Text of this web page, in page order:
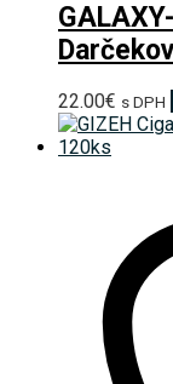
22.00€ s DPH